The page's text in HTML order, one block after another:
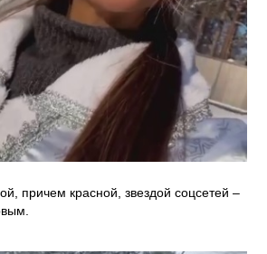
причем красной, звездой соцсетей –